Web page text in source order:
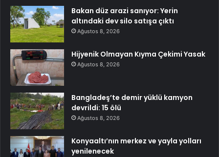
Bakan düz arazi sanıyor: Yerin
altındaki dev silo satışa çıktı
Ağustos 8, 2026
Hijyenik Olmayan Kıyma Çekimi Yasak
Ağustos 8, 2026
Bangladeş’te demir yüklü kamyon
devrildi: 15 ölü
Ağustos 8, 2026
Konyaaltı’nın merkez ve yayla yolları
yenilenecek